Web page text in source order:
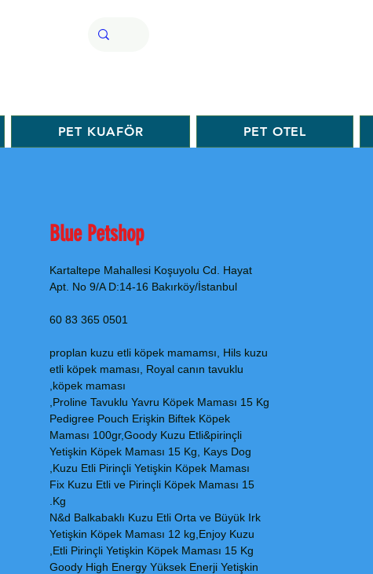
PET KUAFÖR PET OTEL
Blue Petshop
Kartaltepe Mahallesi Koşuyolu Cd. Hayat
Apt. No 9/A D:14-16 Bakırköy/İstanbul
0501 365 83 60
proplan kuzu etli köpek mamamsı, Hils kuzu
etli köpek maması, Royal canın tavuklu
köpek maması,
Proline Tavuklu Yavru Köpek Maması 15 Kg,
Pedigree Pouch Erişkin Biftek Köpek
Maması 100gr,Goody Kuzu Etli&pirinçli
Yetişkin Köpek Maması 15 Kg, Kays Dog
Kuzu Etli Pirinçli Yetişkin Köpek Maması,
Fix Kuzu Etli ve Pirinçli Köpek Maması 15
Kg.
N&d Balkabaklı Kuzu Etli Orta ve Büyük Irk
Yetişkin Köpek Maması 12 kg,Enjoy Kuzu
Etli Pirinçli Yetişkin Köpek Maması 15 Kg,
Goody High Energy Yüksek Enerji Yetişkin